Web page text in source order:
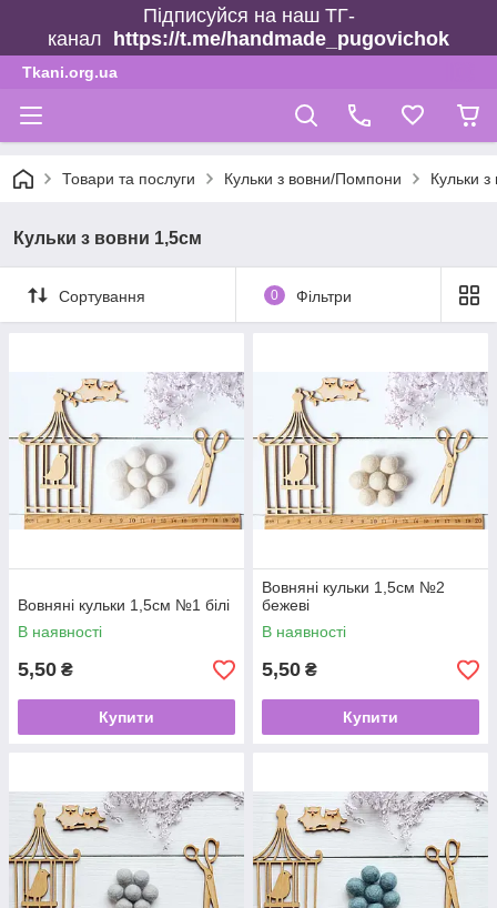
Підписуйся на наш ТГ-
канал
https://t.me/handmade_pugovichok
Tkani.org.ua
Товари та послуги Кульки з вовни/Помпони Кульки
Кульки з вовни 1,5см
Сортування 0 Фільтри
Вовняні кульки 1,5см №1 білі
В наявності
5,50 ₴
Купити
Вовняні кульки 1,5см №2
бежеві
В наявності
5,50 ₴
Купити